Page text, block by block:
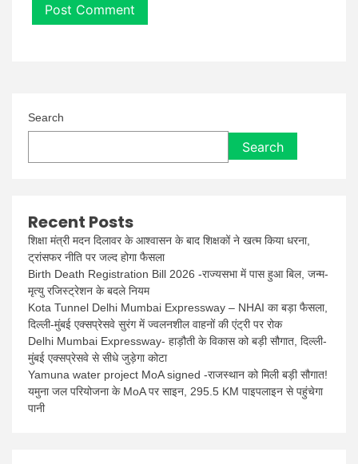
Search
Search
Recent Posts
शिक्षा मंत्री मदन दिलावर के आश्वासन के बाद शिक्षकों ने खत्म किया धरना,
ट्रांसफर नीति पर जल्द होगा फैसला
Birth Death Registration Bill 2026 -राज्यसभा में पास हुआ बिल, जन्म-
मृत्यु रजिस्ट्रेशन के बदले नियम
Kota Tunnel Delhi Mumbai Expressway – NHAI का बड़ा फैसला,
दिल्ली-मुंबई एक्सप्रेसवे सुरंग में ज्वलनशील वाहनों की एंट्री पर रोक
Delhi Mumbai Expressway- हाड़ौती के विकास को बड़ी सौगात, दिल्ली-
मुंबई एक्सप्रेसवे से सीधे जुड़ेगा कोटा
Yamuna water project MoA signed -राजस्थान को मिली बड़ी सौगात!
यमुना जल परियोजना के MoA पर साइन, 295.5 KM पाइपलाइन से पहुंचेगा
पानी